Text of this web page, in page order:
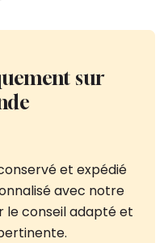
sur
et expédié
avec notre
le conseil adapté et